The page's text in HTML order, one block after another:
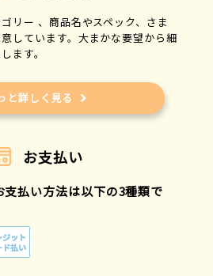
リー 、商品名やスペック、さま
しています。大まかな要望から細
ます。
と詳しく見る
お支払い
支払い方法は以下の3種類で